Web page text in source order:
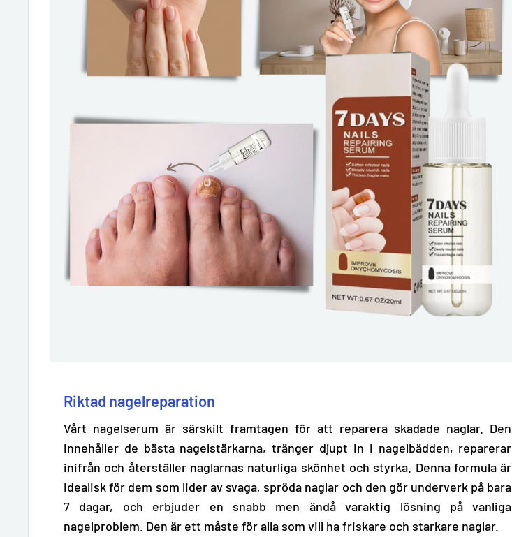
Riktad nagelreparation
Vårt nagelserum är särskilt framtagen för att reparera skadade naglar. Den
innehåller de bästa nagelstärkarna, tränger djupt in i nagelbädden, reparerar
inifrån och återställer naglarnas naturliga skönhet och styrka. Denna formula är
idealisk för dem som lider av svaga, spröda naglar och den gör underverk på bara
7 dagar, och erbjuder en snabb men ändå varaktig lösning på vanliga
nagelproblem. Den är ett måste för alla som vill ha friskare och starkare naglar.